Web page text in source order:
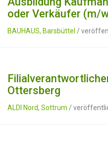
oder Verkäufer (m/
BAUHAUS, Barsbüttel /
Ottersberg
ALDI Nord, Sottrum /